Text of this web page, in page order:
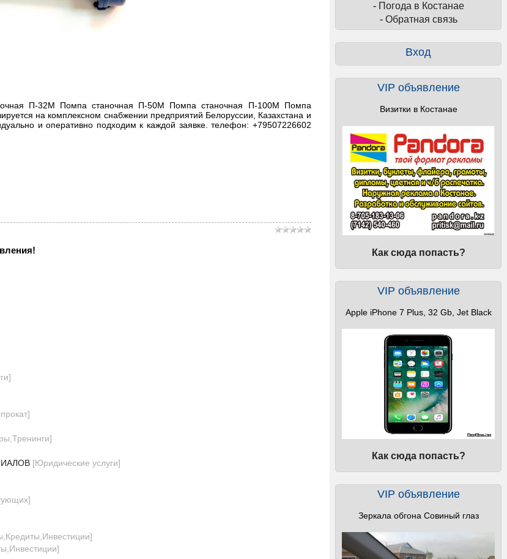
- Погода в Костанае
- Обратная связь
Вход
VIP объявление
Визитки в Костанае
Как сюда попасть?
VIP объявление
Apple iPhone 7 Plus, 32 Gb, Jet Black
Как сюда попасть?
VIP объявление
Зеркала обгона Совиный глаз
П-32М Помпа станочная П-50М Помпа станочная П-100М Помпа
на комплексном снабжении предприятий Белоруссии, Казахстана и
и оперативно подходим к каждой заявке. телефон: +79507226602
]
]
]
[Юридические услуги]
]
]
]